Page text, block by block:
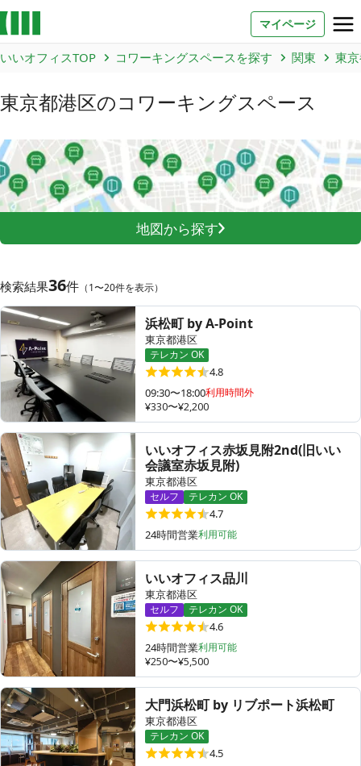
マイページ
よくあるご質問
法人での利用
いいオフィス（コワーキングスペース）
いい会議室（会議室専用スペース）
FCオーナー募集
コワーキング運営DXシステム
E Solution
その他
トピックス
いいオフィスTOP コワーキングスペースを探す 関東 東
東京都港区のコワーキングスペース
地図から探す
検索結果36件 （1〜20件を表示）
浜松町 by A-Point
東京都港区
テレカン OK
4.8
09:30〜18:00利用時間外
¥330〜¥2,200
いいオフィス赤坂見附2nd(旧いい
会議室赤坂見附)
東京都港区
セルフ テレカン OK
4.7
24時間営業利用可能
いいオフィス品川
東京都港区
セルフ テレカン OK
4.6
24時間営業利用可能
¥250〜¥5,500
大門浜松町 by リブポート浜松町
東京都港区
テレカン OK
4.5